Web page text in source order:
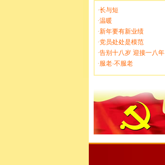
·长与短
·温暖
·新年要有新业绩
·党员处处是模范
·告别十八岁 迎接一八年
·服老·不服老